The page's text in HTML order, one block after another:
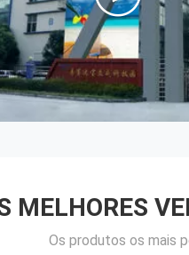
Linda.M
MELHORES
Os produtos os mais